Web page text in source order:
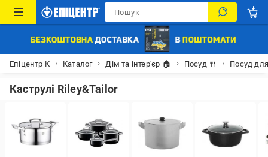
Епіцентр К Каталог Дім та інтер'єр 🏠 Посуд 🍴 Посуд
Каструлі Riley&Tailor